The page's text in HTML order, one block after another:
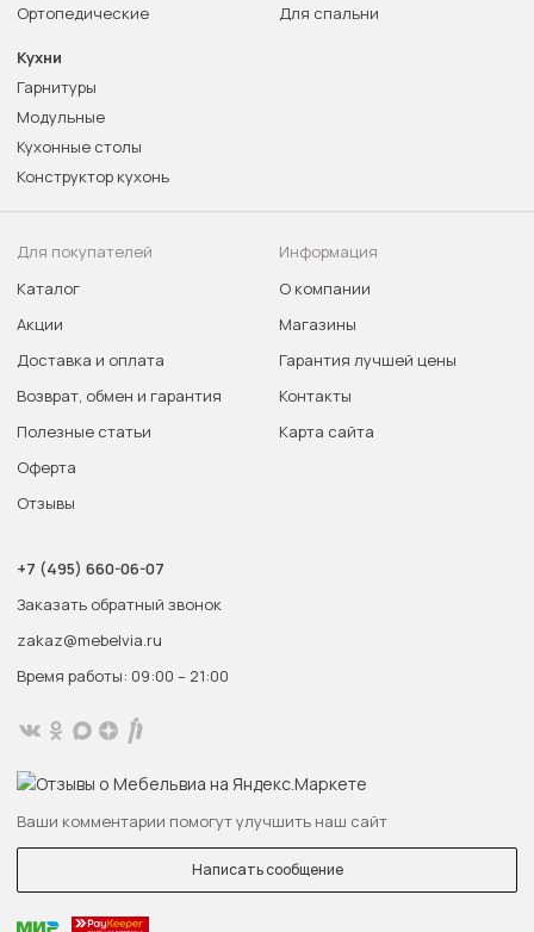
Ортопедические
Для спальни
Кухни
Гарнитуры
Модульные
Кухонные столы
Конструктор кухонь
Для покупателей
Каталог
Акции
Доставка и оплата
Возврат, обмен и гарантия
Полезные статьи
Оферта
Отзывы
Информация
О компании
Магазины
Гарантия лучшей цены
Контакты
Карта сайта
+7 (495) 660-06-07
Заказать обратный звонок
zakaz@mebelvia.ru
Время работы: 09:00 – 21:00
Ваши комментарии помогут улучшить наш сайт
Написать сообщение